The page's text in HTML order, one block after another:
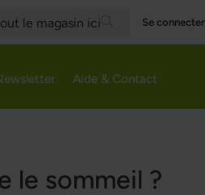
Search
Se
Aide & Contact
le sommeil ?